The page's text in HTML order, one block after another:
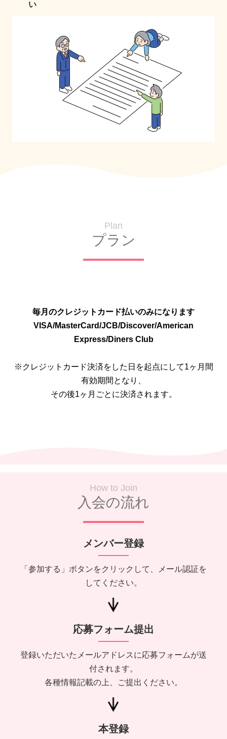
い
Plan
プラン
毎月のクレジットカード払いのみになります
VISA/MasterCard/JCB/Discover/American
Express/Diners Club
※クレジットカード決済をした日を起点にして1ヶ月間
有効期間となり、
その後1ヶ月ごとに決済されます。
How to Join
入会の流れ
メンバー登録
「参加する」ボタンをクリックして、メール認証を
してください。
応募フォーム提出
登録いただいたメールアドレスに応募フォームが送
付されます。
各種情報記載の上、ご提出ください。
本登録